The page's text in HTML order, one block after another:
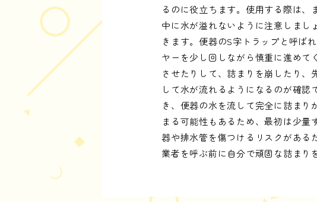
るのに役立ちます。使用する際は
中に水が溢れないように注意しまし
きます。便器のS字トラップと呼ば
ヤーを少し回しながら慎重に進め
させたりして、詰まりを崩したり
して水が流れるようになるのが確
き、便器の水を流して完全に詰ま
まる可能性もあるため、最初は少
器や排水管を傷つけるリスクがある
業者を呼ぶ前に自分で頑固な詰まり